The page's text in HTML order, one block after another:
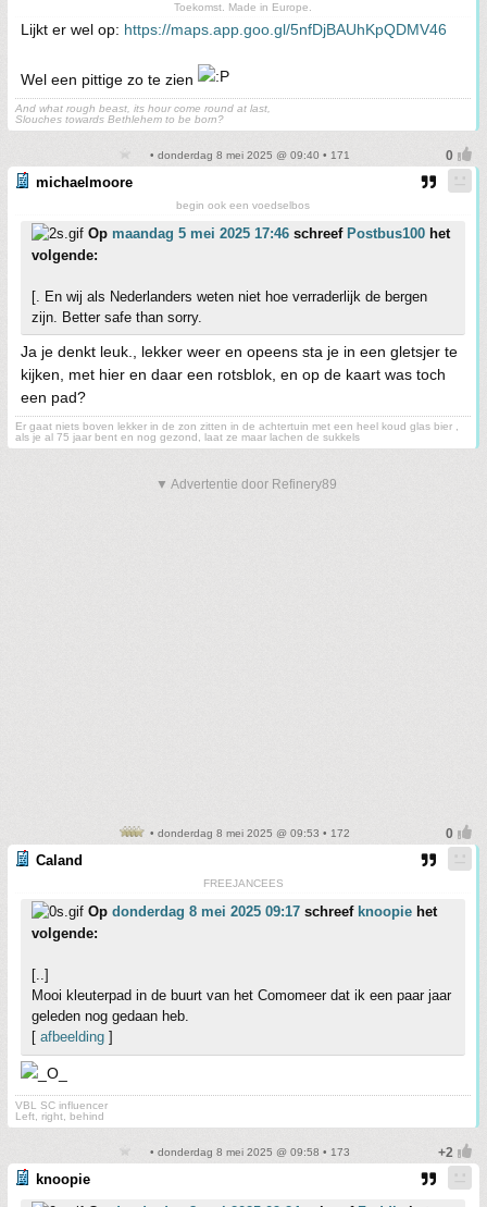
Toekomst. Made in Europe.
Lijkt er wel op: https://maps.app.goo.gl/5nfDjBAUhKpQDMV46
Wel een pittige zo te zien
And what rough beast, its hour come round at last,
Slouches towards Bethlehem to be born?
• donderdag 8 mei 2025 @ 09:40 • 171
michaelmoore
begin ook een voedselbos
Op maandag 5 mei 2025 17:46 schreef Postbus100 het
volgende:
[. En wij als Nederlanders weten niet hoe verraderlijk de bergen
zijn. Better safe than sorry.
Ja je denkt leuk., lekker weer en opeens sta je in een gletsjer te
kijken, met hier en daar een rotsblok, en op de kaart was toch
een pad?
Er gaat niets boven lekker in de zon zitten in de achtertuin met een heel koud glas bier ,
als je al 75 jaar bent en nog gezond, laat ze maar lachen de sukkels
▼ Advertentie door Refinery89
• donderdag 8 mei 2025 @ 09:53 • 172
Caland
FREEJANCEES
Op donderdag 8 mei 2025 09:17 schreef knoopie het
volgende:
[..]
Mooi kleuterpad in de buurt van het Comomeer dat ik een paar jaar
geleden nog gedaan heb.
[ afbeelding ]
VBL SC influencer
Left, right, behind
• donderdag 8 mei 2025 @ 09:58 • 173
knoopie